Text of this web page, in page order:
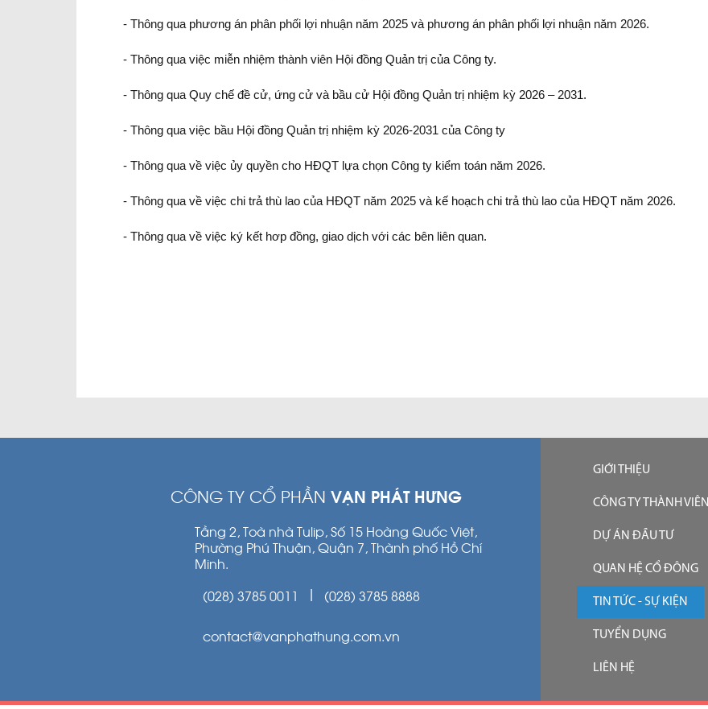
- Thông qua phương án phân phối lợi nhuận năm 2025 và phương án phân phối lợi nhuận năm 2026.
- Thông qua việc miễn nhiệm thành viên Hội đồng Quản trị của Công ty.
- Thông qua Quy chế đề cử, ứng cử và bầu cử Hội đồng Quản trị nhiệm kỳ 2026 – 2031.
- Thông qua việc bầu Hội đồng Quản trị nhiệm kỳ 2026-2031 của Công ty
- Thông qua về việc ủy quyền cho HĐQT lựa chọn Công ty kiểm toán năm 2026.
- Thông qua về việc chi trả thù lao của HĐQT năm 2025 và kế hoạch chi trả thù lao của HĐQT năm 2026.
- Thông qua về việc ký kết hơp đồng, giao dịch với các bên liên quan.
CÔNG TY CỔ PHẦN VẠN PHÁT HƯNG
Tầng 2, Toà nhà Tulip, Số 15 Hoàng Quốc Việt,
Phường Phú Thuận, Quận 7, Thành phố Hồ Chí
Minh.
(028) 3785 0011
(028) 3785 8888
contact@vanphathung.com.vn
GIỚI THIỆU
CÔNG TY THÀNH VIÊN
DỰ ÁN ĐẦU TƯ
QUAN HỆ CỔ ĐÔNG
TIN TỨC - SỰ KIỆN
TUYỂN DỤNG
LIÊN HỆ